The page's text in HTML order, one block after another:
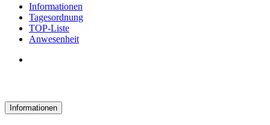
Informationen
Tagesordnung
TOP-Liste
Anwesenheit
Informationen